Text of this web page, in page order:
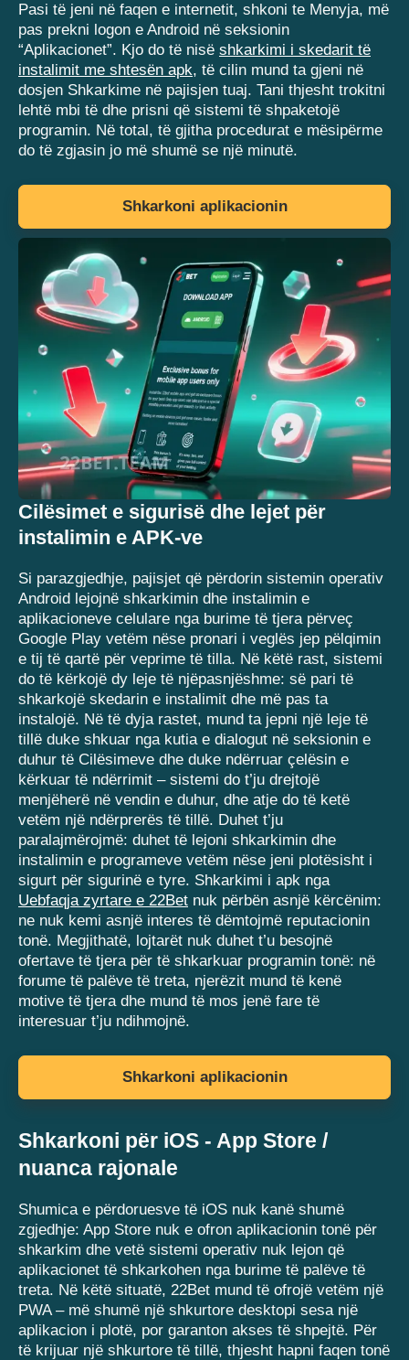
Pasi të jeni në faqen e internetit, shkoni te Menyja, më
pas prekni logon e Android në seksionin
“Aplikacionet”. Kjo do të nisë shkarkimi i skedarit të
instalimit me shtesën apk, të cilin mund ta gjeni në
dosjen Shkarkime në pajisjen tuaj. Tani thjesht trokitni
lehtë mbi të dhe prisni që sistemi të shpaketojë
programin. Në total, të gjitha procedurat e mësipërme
do të zgjasin jo më shumë se një minutë.
Shkarkoni aplikacionin
Cilësimet e sigurisë dhe lejet për
instalimin e APK-ve
Si parazgjedhje, pajisjet që përdorin sistemin operativ
Android lejojnë shkarkimin dhe instalimin e
aplikacioneve celulare nga burime të tjera përveç
Google Play vetëm nëse pronari i veglës jep pëlqimin
e tij të qartë për veprime të tilla. Në këtë rast, sistemi
do të kërkojë dy leje të njëpasnjëshme: së pari të
shkarkojë skedarin e instalimit dhe më pas ta
instalojë. Në të dyja rastet, mund ta jepni një leje të
tillë duke shkuar nga kutia e dialogut në seksionin e
duhur të Cilësimeve dhe duke ndërruar çelësin e
kërkuar të ndërrimit – sistemi do t’ju drejtojë
menjëherë në vendin e duhur, dhe atje do të ketë
vetëm një ndërprerës të tillë. Duhet t’ju
paralajmërojmë: duhet të lejoni shkarkimin dhe
instalimin e programeve vetëm nëse jeni plotësisht i
sigurt për sigurinë e tyre. Shkarkimi i apk nga
Uebfaqja zyrtare e 22Bet nuk përbën asnjë kërcënim:
ne nuk kemi asnjë interes të dëmtojmë reputacionin
tonë. Megjithatë, lojtarët nuk duhet t’u besojnë
ofertave të tjera për të shkarkuar programin tonë: në
forume të palëve të treta, njerëzit mund të kenë
motive të tjera dhe mund të mos jenë fare të
interesuar t’ju ndihmojnë.
Shkarkoni aplikacionin
Shkarkoni për iOS - App Store /
nuanca rajonale
Shumica e përdoruesve të iOS nuk kanë shumë
zgjedhje: App Store nuk e ofron aplikacionin tonë për
shkarkim dhe vetë sistemi operativ nuk lejon që
aplikacionet të shkarkohen nga burime të palëve të
treta. Në këtë situatë, 22Bet mund të ofrojë vetëm një
PWA – më shumë një shkurtore desktopi sesa një
aplikacion i plotë, por garanton akses të shpejtë. Për
të krijuar një shkurtore të tillë, thjesht hapni faqen tonë